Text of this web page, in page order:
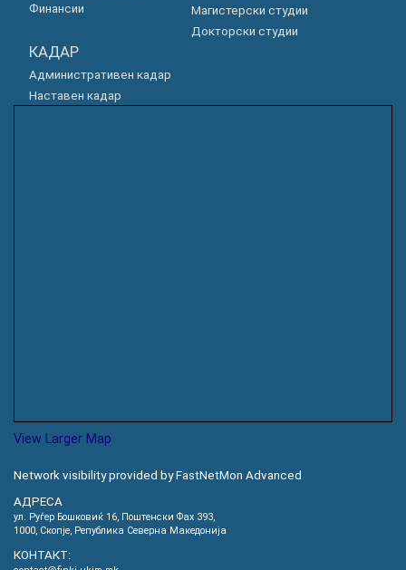
Финансии
Магистерски студии
Докторски студии
КАДАР
Административен кадар
Наставен кадар
View Larger Map
Network visibility provided by FastNetMon Advanced
АДРЕСА
ул. Руѓер Бошковиќ 16, Пoштенски Фах 393,
1000, Скопје, Република Северна Македонија
КОНТАКТ: